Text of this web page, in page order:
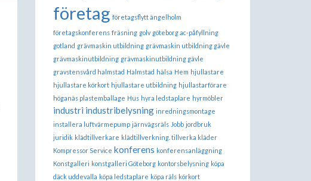
företag företagsflytt ängelholm
företagskonferens fräsning golv göteborg ac-påfyllning
gotland grävmaskin utbildning grävmaskin utbildning gävle
grävmaskinutbildning grävmaskinutbildning gävle
gravstensvård halmstad Halmstad hälsa Hem hjullastare
hjullastare körkort hjullastare utbildning hjullastarförare
höganäs plastemballage Hus hyra ledstaplare hyrmöbler
industri industribelysning inredningsmontage
installera luftvärmepump järnvägsräls Jobb jordbruk
juridik klädtillverkare klädtillverkning. tillverka kläder
Kompressor Service konferens konferensanläggning
Konstgalleri konstgalleri Göteborg kontorsbelysning köpa
däck uddevalla köpa ledstaplare köpa räls körkort